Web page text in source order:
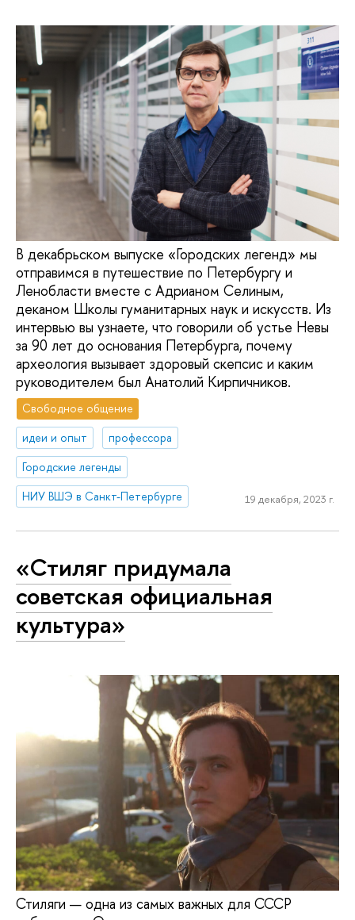
В декабрьском выпуске «Городских легенд» мы
отправимся в путешествие по Петербургу и
Ленобласти вместе с Адрианом Селиным,
деканом Школы гуманитарных наук и искусств. Из
интервью вы узнаете, что говорили об устье Невы
за 90 лет до основания Петербурга, почему
археология вызывает здоровый скепсис и каким
руководителем был Анатолий Кирпичников.
Свободное общение
идеи и опыт
профессора
Городские легенды
НИУ ВШЭ в Санкт-Петербурге
19 декабря, 2023 г.
«Стиляг придумала
советская официальная
культура»
Стиляги — одна из самых важных для СССР